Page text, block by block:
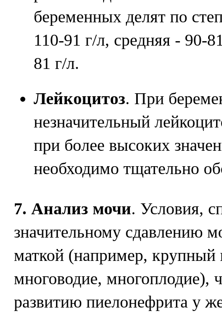
беременных делят по
110-91 г/л, средняя - 90-
81 г/л.
Лейкоцитоз. При
незначительный
при более высоких
необходимо тщательно
7. Анализ мочи. Условия,
значительному сдавлению
маткой (например, крупный
многоводие, многоплодие),
развитию пиелонефрита у